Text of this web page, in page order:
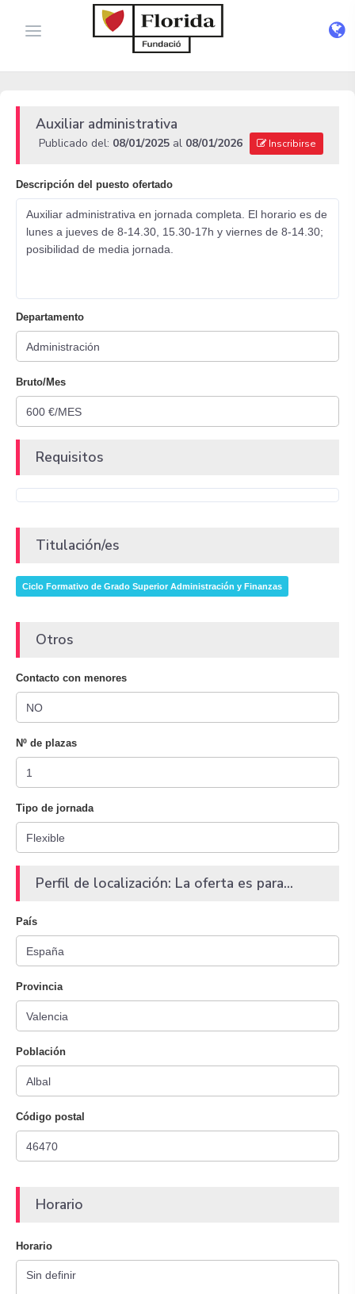
Auxiliar administrativa
Publicado del: 08/01/2025 al 08/01/2026 Inscribirse
Descripción del puesto ofertado
Auxiliar administrativa en jornada completa. El horario es de
lunes a jueves de 8-14.30, 15.30-17h y viernes de 8-14.30;
posibilidad de media jornada.
Departamento
Bruto/Mes
Requisitos
Titulación/es
Ciclo Formativo de Grado Superior Administración y Finanzas
Otros
Contacto con menores
Nº de plazas
Tipo de jornada
Perfil de localización: La oferta es para...
País
Provincia
Población
Código postal
Horario
Horario